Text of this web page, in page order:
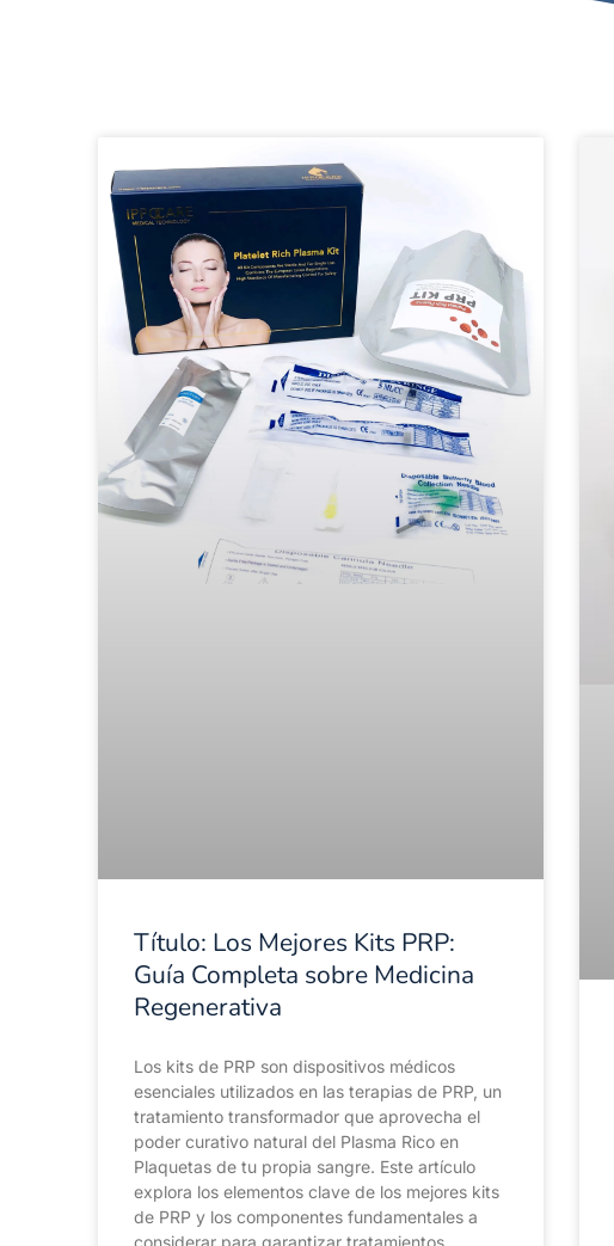
Título: Los Mejores Kits PRP:
Guía Completa sobre Medicina
Regenerativa
Los kits de PRP son dispositivos médicos
esenciales utilizados en las terapias de PRP, un
tratamiento transformador que aprovecha el
poder curativo natural del Plasma Rico en
Plaquetas de tu propia sangre. Este artículo
explora los elementos clave de los mejores kits
de PRP y los componentes fundamentales a
considerar para garantizar tratamientos